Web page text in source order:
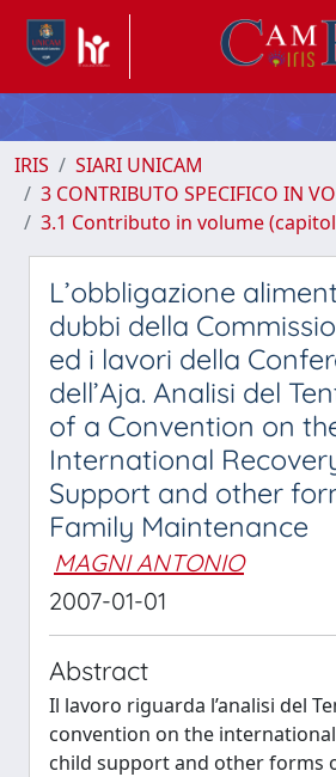
IRIS
SIARI UNICAM
3 CONTRIBUTO SPECIFICO IN
3.1 Contributo in volume
L’obbligazione
dubbi della
ed i lavori della
dell’Aja. Analisi del
of a Convention on
International
Support and other
Family Maintenance
MAGNI ANTONIO
2007-01-01
Abstract
Il lavoro riguarda l’analisi del
convention on the
child support and other forms